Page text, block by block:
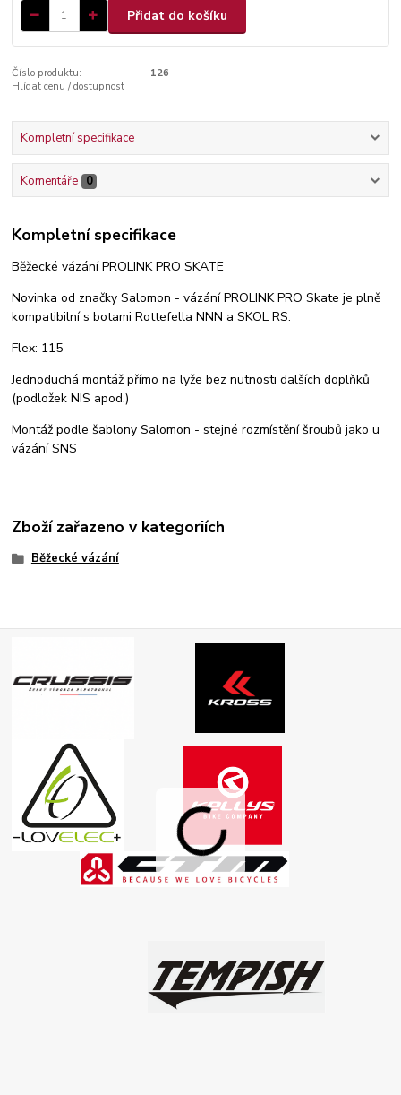
Přidat do košíku
Číslo produktu:
126
Hlídat cenu / dostupnost
Kompletní specifikace
Komentáře 0
Kompletní specifikace
Běžecké vázání PROLINK PRO SKATE
Novinka od značky Salomon - vázání PROLINK PRO Skate je plně
kompatibilní s botami Rottefella NNN a SKOL RS.
Flex: 115
Jednoduchá montáž přímo na lyže bez nutnosti dalších doplňků
(podložek NIS apod.)
Montáž podle šablony Salomon - stejné rozmístění šroubů jako u
vázání SNS
Zboží zařazeno v kategoriích
Běžecké vázání
.